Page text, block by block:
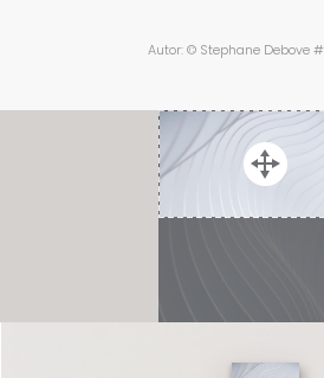
Autor: © Stephane Debove